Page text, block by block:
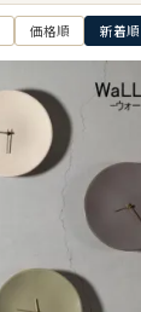
価格順 新着順